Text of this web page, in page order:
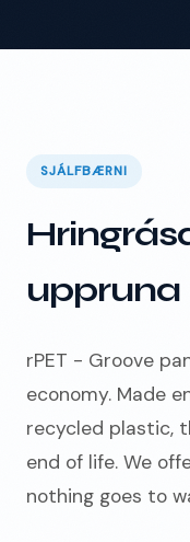
SJÁLFBÆRNI
uppruna
rPET - Groove
economy. Made
recycled plastic,
end of life. We
nothing goes to